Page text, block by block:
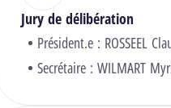
Jury de délibération
Président.e : ROSSEEL
Secrétaire :WILMART